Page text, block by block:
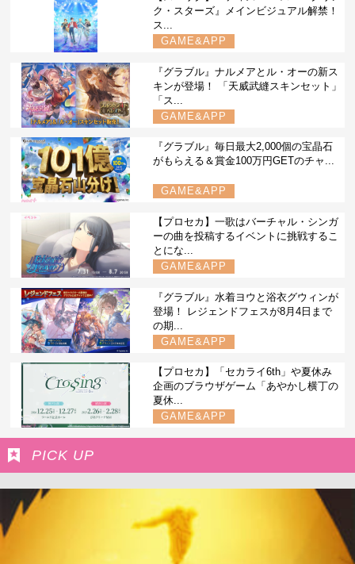
ク・スターズ』メインビジュアル解禁！
ス...
GAME&APP
『グラブル』ナルメアとル・オーの新ス
キンが登場！ 「天威武縫スキンセット」
「ス...
GAME&APP
『グラブル』毎日最大2,000個の宝晶石
がもらえる＆賞金100万円GETのチャ...
GAME&APP
【プロセカ】一歌はバーチャル・シンガ
ーの曲を投稿するイベントに挑戦するこ
とにな...
GAME&APP
『グラブル』水着ヨウと浴衣グウィンが
登場！ レジェンドフェスが8月4日まで
の期...
GAME&APP
【プロセカ】「セカライ6th」や夏休み
企画のブラウザゲーム「あやかし横丁の
夏休...
GAME&APP
PICK UP